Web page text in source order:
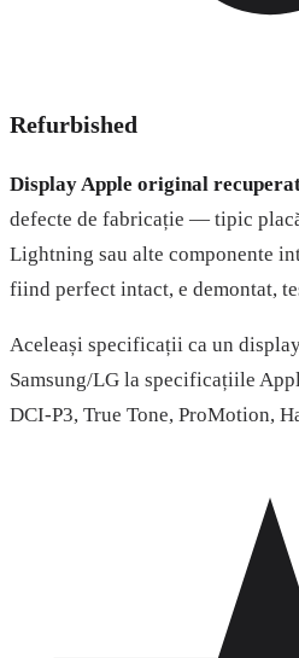
Refurbished
Display Apple original
defecte de fabricație — tipic
Lightning sau alte componente
fiind perfect intact, e demontat,
Aceleași specificații ca un
Samsung/LG la specificațiile
DCI-P3, True Tone, ProMotion,